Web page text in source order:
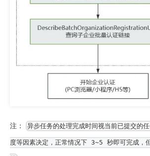
注： 异步任务的处理完成时间视当前已提交的
度等因素决定，正常情况下 3~5 秒即可完成，